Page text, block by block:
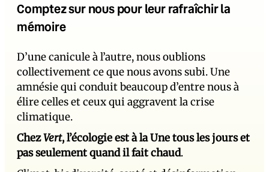
Comptez sur nous pour leur rafraîchir la
mémoire
D’une canicule à l’autre, nous oublions
collectivement ce que nous avons subi. Une
amnésie qui conduit beaucoup d’entre nous à
élire celles et ceux qui aggravent la crise
climatique.
ChezVert, l’écologie est à la Une tous les jours et
pas seulement quand il fait chaud.